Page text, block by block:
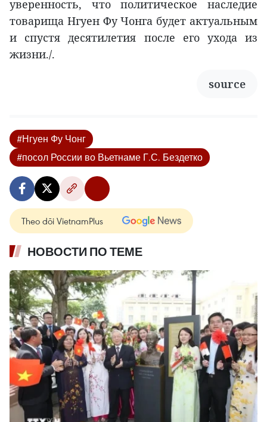
уверенность, что политическое наследие
товарища Нгуен Фу Чонга будет актуальным
и спустя десятилетия после его ухода из
жизни./.
source
#Нгуен Фу Чонг
#посол России во Вьетнаме Г.С. Бездетко
Theo dõi VietnamPlus
НОВОСТИ ПО ТЕМЕ